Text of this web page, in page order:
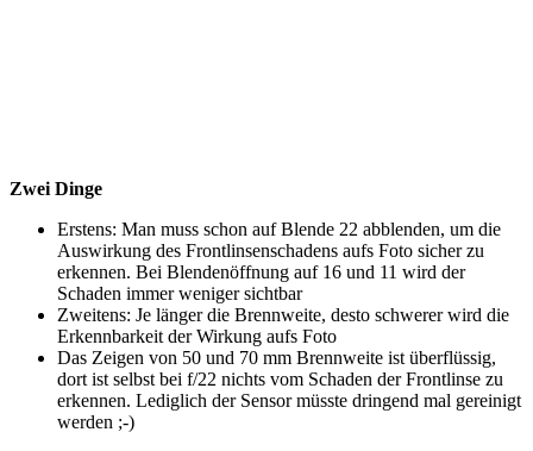
Zwei Dinge
Erstens: Man muss schon auf Blende 22 abblenden, um die
Auswirkung des Frontlinsenschadens aufs Foto sicher zu
erkennen. Bei Blendenöffnung auf 16 und 11 wird der
Schaden immer weniger sichtbar
Zweitens: Je länger die Brennweite, desto schwerer wird die
Erkennbarkeit der Wirkung aufs Foto
Das Zeigen von 50 und 70 mm Brennweite ist überflüssig,
dort ist selbst bei f/22 nichts vom Schaden der Frontlinse zu
erkennen. Lediglich der Sensor müsste dringend mal gereinigt
werden ;-)